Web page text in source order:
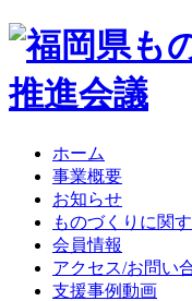
ホーム
事業概要
お知らせ
ものづくりに関
会員情報
アクセス/お問い
支援事例動画